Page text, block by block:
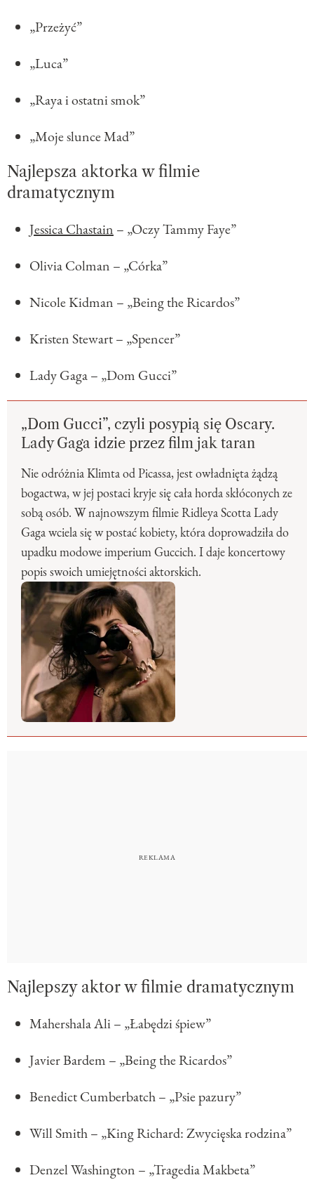
„Przeżyć”
„Luca”
„Raya i ostatni smok”
„Moje slunce Mad”
Najlepsza aktorka w filmie
dramatycznym
Jessica Chastain – „Oczy Tammy Faye”
Olivia Colman – „Córka”
Nicole Kidman – „Being the Ricardos”
Kristen Stewart – „Spencer”
Lady Gaga – „Dom Gucci”
„Dom Gucci”, czyli posypią się Oscary.
Lady Gaga idzie przez film jak taran
Nie odróżnia Klimta od Picassa, jest owładnięta żądzą
bogactwa, w jej postaci kryje się cała horda skłóconych ze
sobą osób. W najnowszym filmie Ridleya Scotta Lady
Gaga wciela się w postać kobiety, która doprowadziła do
upadku modowe imperium Guccich. I daje koncertowy
popis swoich umiejętności aktorskich.
Najlepszy aktor w filmie dramatycznym
Mahershala Ali – „Łabędzi śpiew”
Javier Bardem – „Being the Ricardos”
Benedict Cumberbatch – „Psie pazury”
Will Smith – „King Richard: Zwycięska rodzina”
Denzel Washington – „Tragedia Makbeta”